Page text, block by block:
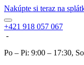
Nakúpte si teraz na
+421 918 057 067
-
Po – Pi: 9:00 – 17:30,